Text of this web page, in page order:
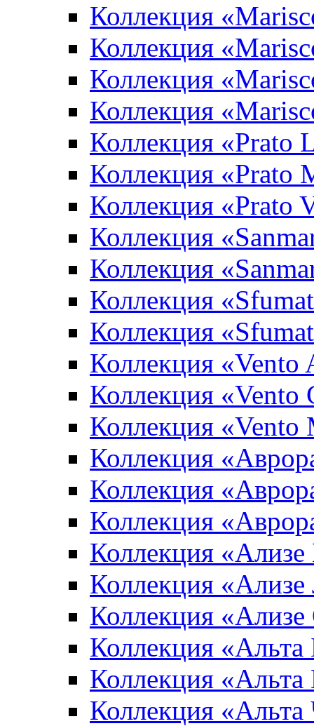
Коллекция
Коллекция
Коллекция
Коллекция
Коллекция «Prato
Коллекция «Prato
Коллекция «Prato
Коллекция
Коллекция
Коллекция
Коллекция
Коллекция «Vento
Коллекция «Vento
Коллекция «Vento
Коллекция
Коллекция
Коллекция
Коллекция
Коллекция
Коллекция
Коллекция «Альта
Коллекция
Коллекция «Альта